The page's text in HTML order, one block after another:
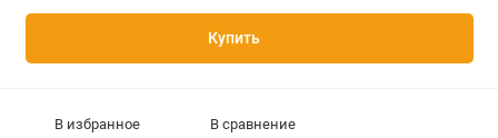
Купить
В избранное В сравнение